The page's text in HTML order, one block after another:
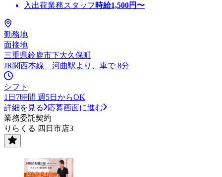
入出荷業務スタッフ 時給1,500円〜
勤務地
面接地
三重県鈴鹿市下大久保町
JR関西本線 河曲駅より、車で 8分
シフト
1日7時間 週5日からOK
詳細を見る
応募画面に進む
業務委託契約
りらくる 四日市店3